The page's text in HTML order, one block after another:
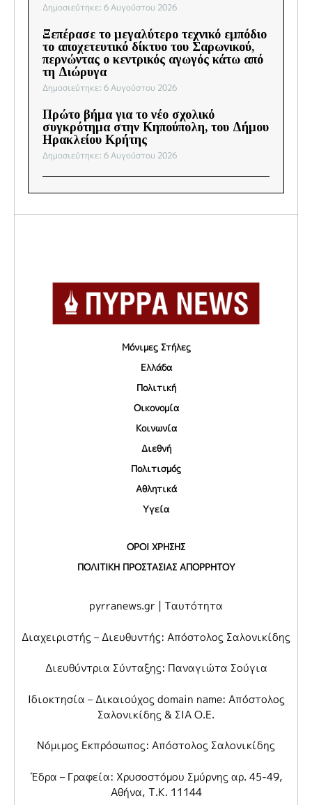
Δημοσιεύτηκε: 6 Αυγούστου 2026
Ξεπέρασε το μεγαλύτερο τεχνικό εμπόδιο
το αποχετευτικό δίκτυο του Σαρωνικού,
περνώντας ο κεντρικός αγωγός κάτω από
τη Διώρυγα
Δημοσιεύτηκε: 6 Αυγούστου 2026
Πρώτο βήμα για το νέο σχολικό
συγκρότημα στην Κηπούπολη, του Δήμου
Ηρακλείου Κρήτης
Δημοσιεύτηκε: 6 Αυγούστου 2026
Μόνιμες Στήλες
Ελλάδα
Πολιτική
Οικονομία
Κοινωνία
Διεθνή
Πολιτισμός
Αθλητικά
Υγεία
ΟΡΟΙ ΧΡΗΣΗΣ
ΠΟΛΙΤΙΚΗ ΠΡΟΣΤΑΣΙΑΣ ΑΠΟΡΡΗΤΟΥ
pyrranews.gr | Ταυτότητα
Διαχειριστής – Διευθυντής: Απόστολος Σαλονικίδης
Διευθύντρια Σύνταξης: Παναγιώτα Σούγια
Ιδιοκτησία – Δικαιούχος domain name: Απόστολος
Σαλονικίδης & ΣΙΑ Ο.Ε.
Νόμιμος Εκπρόσωπος: Απόστολος Σαλονικίδης
Έδρα – Γραφεία: Χρυσοστόμου Σμύρνης αρ. 45-49,
Αθήνα, Τ.Κ. 11144